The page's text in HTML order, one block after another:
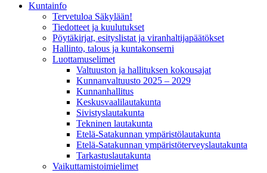
Kunta­info
Tervetuloa Säkylään!
Tiedotteet ja kuulutukset
Pöytäkirjat, esityslistat ja viranhaltijapäätökset
Hallinto, talous ja kuntakonserni
Luottamuselimet
Valtuuston ja hallituksen kokousajat
Kunnanvaltuusto 2025 – 2029
Kunnanhallitus
Keskusvaalilautakunta
Sivistyslautakunta
Tekninen lautakunta
Etelä-Satakunnan ympäristölautakunta
Etelä-Satakunnan ympäristöterveyslautakunta
Tarkastuslautakunta
Vaikuttamistoimielimet